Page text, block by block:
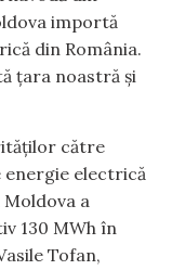
importă
din România.
țara noastră și
către
energie electrică
a
130 MWh în
Tofan,